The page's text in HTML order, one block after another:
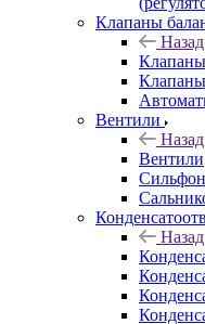
Клапаны
Назад
Вентили
Назад
Вентили
Назад